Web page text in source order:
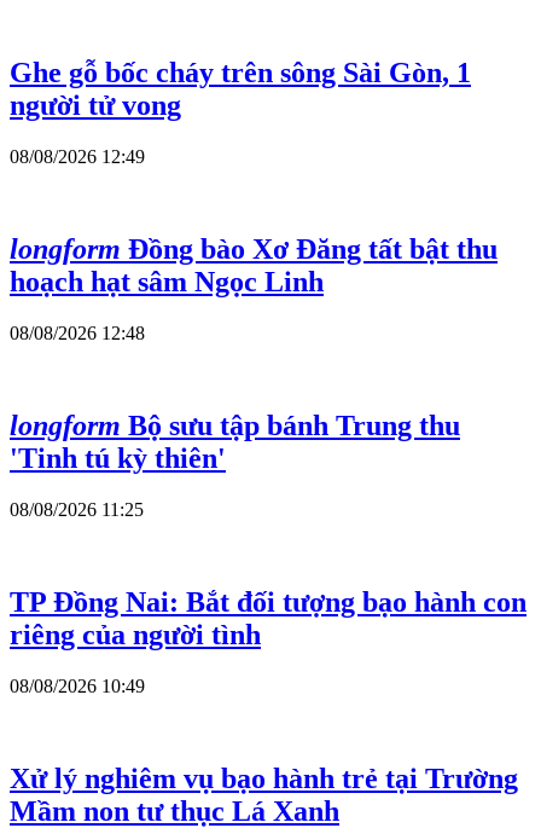
Ghe gỗ bốc cháy trên sông Sài Gòn, 1
người tử vong
08/08/2026 12:49
longform Đồng bào Xơ Đăng tất bật thu
hoạch hạt sâm Ngọc Linh
08/08/2026 12:48
longform Bộ sưu tập bánh Trung thu
'Tinh tú kỳ thiên'
08/08/2026 11:25
TP Đồng Nai: Bắt đối tượng bạo hành con
riêng của người tình
08/08/2026 10:49
Xử lý nghiêm vụ bạo hành trẻ tại Trường
Mầm non tư thục Lá Xanh